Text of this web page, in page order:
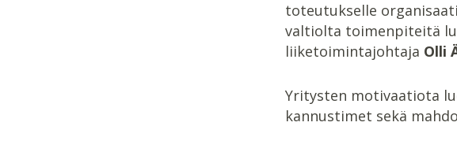
toteutukselle
valtiolta toimenpiteitä
liiketoimintajohtaja Olli
Yritysten motivaatiota
kannustimet sekä